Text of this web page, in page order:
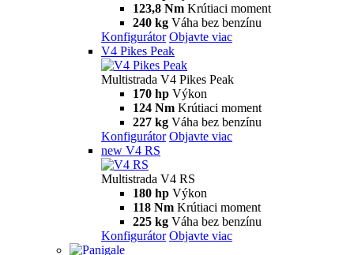
123,8 Nm Krútiaci moment
240 kg Váha bez benzínu
Konfigurátor Objavte viac
V4 Pikes Peak
Multistrada V4 Pikes Peak
170 hp Výkon
124 Nm Krútiaci moment
227 kg Váha bez benzínu
Konfigurátor Objavte viac
new V4 RS
Multistrada V4 RS
180 hp Výkon
118 Nm Krútiaci moment
225 kg Váha bez benzínu
Konfigurátor Objavte viac